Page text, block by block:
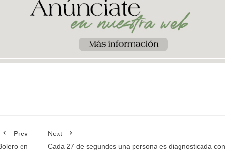
Prev
en
Next
Cada 27 de segundos una persona es diagnosticada con